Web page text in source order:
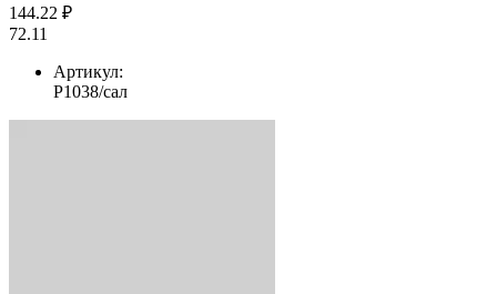
144.22 ₽
72.11
Артикул:
Р1038/сал